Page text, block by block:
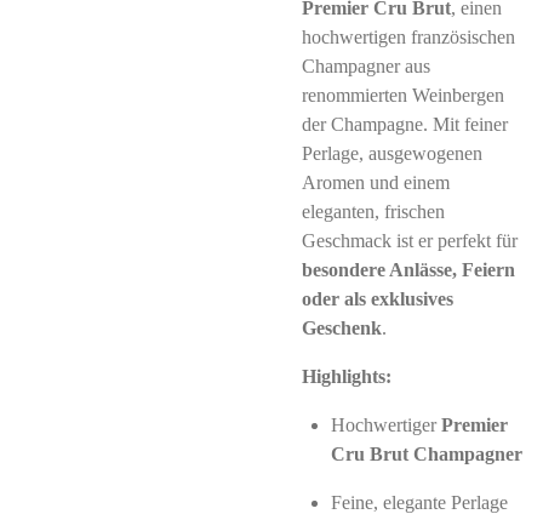
Premier Cru Brut, einen
hochwertigen französischen
Champagner aus
renommierten Weinbergen
der Champagne. Mit feiner
Perlage, ausgewogenen
Aromen und einem
eleganten, frischen
Geschmack ist er perfekt für
besondere Anlässe, Feiern
oder als exklusives
Geschenk.
Highlights:
HochwertigerPremier
Cru Brut Champagner
Feine, elegante Perlage